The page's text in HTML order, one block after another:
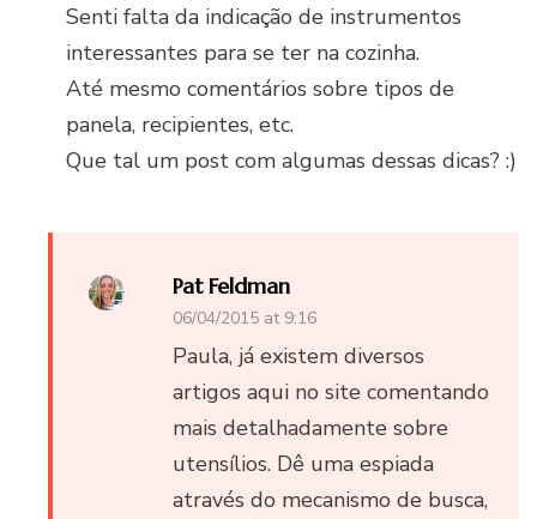
Senti falta da indicação de instrumentos
interessantes para se ter na cozinha.
Até mesmo comentários sobre tipos de
panela, recipientes, etc.
Que tal um post com algumas dessas dicas? :)
Pat Feldman
06/04/2015 at 9:16
Paula, já existem diversos
artigos aqui no site comentando
mais detalhadamente sobre
utensílios. Dê uma espiada
através do mecanismo de busca,